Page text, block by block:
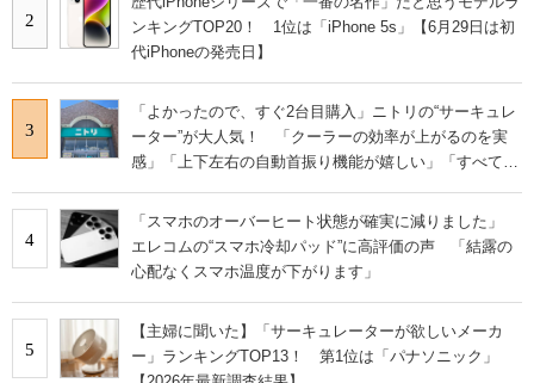
2
ンキングTOP20！ 1位は「iPhone 5s」【6月29日は初
代iPhoneの発売日】
3
「よかったので、すぐ2台目購入」ニトリの“サーキュレ
ーター”が大人気！ 「クーラーの効率が上がるのを実
感」「上下左右の自動首振り機能が嬉しい」「すべて洗
4
「スマホのオーバーヒート状態が確実に減りました」
エレコムの“スマホ冷却パッド”に高評価の声 「結露の
心配なくスマホ温度が下がります」
5
【主婦に聞いた】「サーキュレーターが欲しいメーカ
ー」ランキングTOP13！ 第1位は「パナソニック」